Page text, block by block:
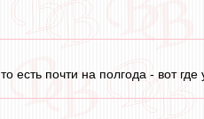
есть почти на полгода - вот где